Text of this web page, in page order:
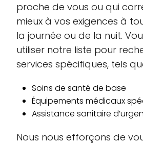
proche de vous ou qui
mieux à vos exigences à
la journée ou de la nuit.
utiliser notre liste pour
services spécifiques, tels
Soins de santé de base
Équipements médicaux
Assistance sanitaire
Nous nous efforçons de